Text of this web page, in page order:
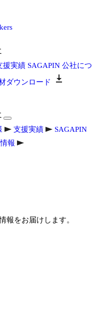
援実績 SAGAPIN 公社につ
ダウンロード
支援実績
SAGAPIN
報
報をお届けします。